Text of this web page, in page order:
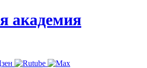
академия